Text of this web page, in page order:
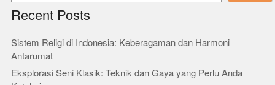
Recent Posts
Sistem Religi di Indonesia: Keberagaman dan Harmoni
Antarumat
Eksplorasi Seni Klasik: Teknik dan Gaya yang Perlu Anda